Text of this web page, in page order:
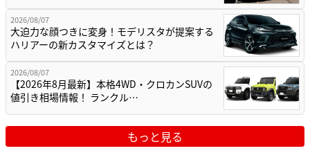
2026/08/07
大迫力な顔つきに変身！モデリスタが提案する
ハリアーの新カスタマイズとは？
2026/08/07
【2026年8月最新】本格4WD・クロカンSUVの
値引き相場情報！ ランクル…
もっと見る